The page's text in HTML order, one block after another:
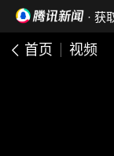
· 获
首页 视频